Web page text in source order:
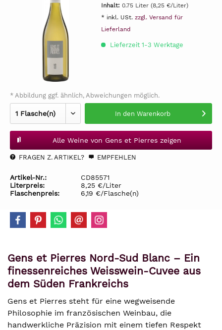
Inhalt: 0.75 Liter (8,25 €/Liter)
* inkl. USt. zzgl. Versand für
Lieferland
Lieferzeit 1-3 Werktage
* Abbildung ggf. ähnlich, Abweichungen möglich.
In den Warenkorb
Alle Weine von Gens et Pierres zeigen
FRAGEN Z. ARTIKEL? EMPFEHLEN
Artikel-Nr.:
CD85571
Literpreis:
8,25 €/Liter
Flaschenpreis:
6,19 €/Flasche(n)
Gens et Pierres Nord-Sud Blanc – Ein
finessenreiches Weisswein-Cuvee aus
dem Süden Frankreichs
Gens et Pierres steht für eine wegweisende
Philosophie im französischen Weinbau, die
handwerkliche Präzision mit einem tiefen Respekt